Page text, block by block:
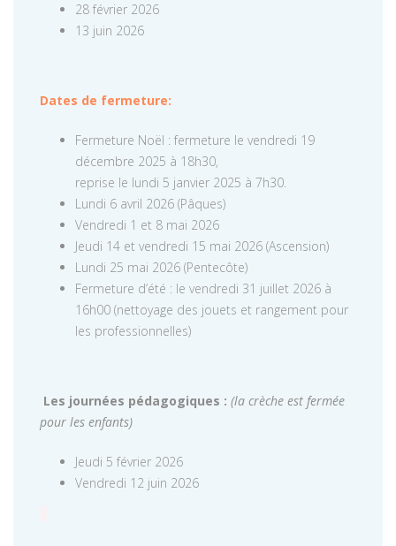
28 février 2026
13 juin 2026
Dates de fermeture:
Fermeture Noël : fermeture le vendredi 19
décembre 2025 à 18h30,
reprise le lundi 5 janvier 2025 à 7h30.
Lundi 6 avril 2026 (Pâques)
Vendredi 1 et 8 mai 2026
Jeudi 14 et vendredi 15 mai 2026 (Ascension)
Lundi 25 mai 2026 (Pentecôte)
Fermeture d’été : le vendredi 31 juillet 2026 à
16h00 (nettoyage des jouets et rangement pour
les professionnelles)
Les journées pédagogiques : (la crèche est fermée
pour les enfants)
Jeudi 5 février 2026
Vendredi 12 juin 2026